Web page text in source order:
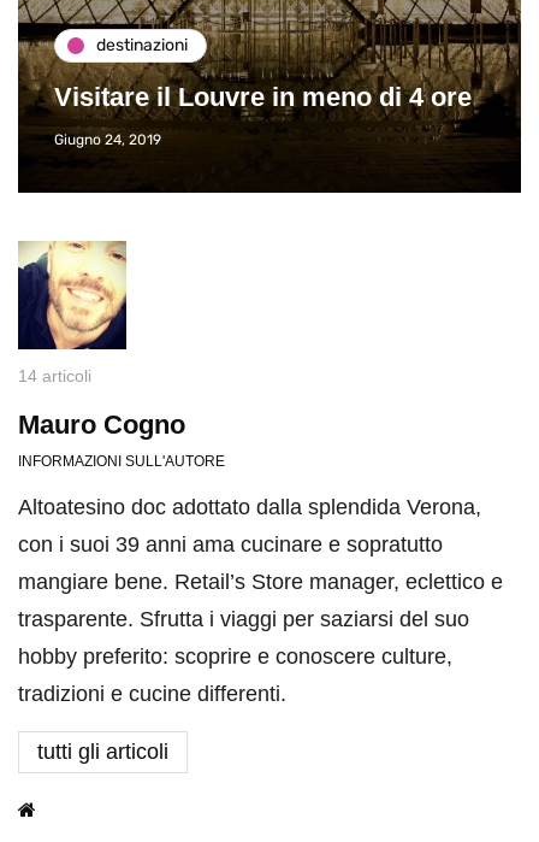
destinazioni
Visitare il Louvre in meno di 4 ore
Giugno 24, 2019
14 articoli
Mauro Cogno
INFORMAZIONI SULL'AUTORE
Altoatesino doc adottato dalla splendida Verona,
con i suoi 39 anni ama cucinare e sopratutto
mangiare bene. Retail’s Store manager, eclettico e
trasparente. Sfrutta i viaggi per saziarsi del suo
hobby preferito: scoprire e conoscere culture,
tradizioni e cucine differenti.
tutti gli articoli